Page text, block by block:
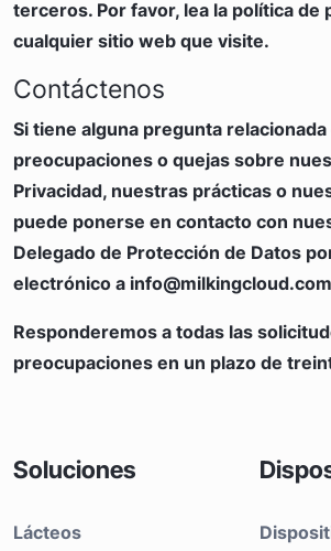
terceros. Por favor, lea la política de
cualquier sitio web que visite.
Contáctenos
Si tiene alguna pregunta
preocupaciones o quejas sobre
Privacidad, nuestras prácticas o
puede ponerse en contacto con
Delegado de Protección de Datos
electrónico a info@milkingcloud.com
Responderemos a todas las
preocupaciones en un plazo de
Soluciones
Lácteos